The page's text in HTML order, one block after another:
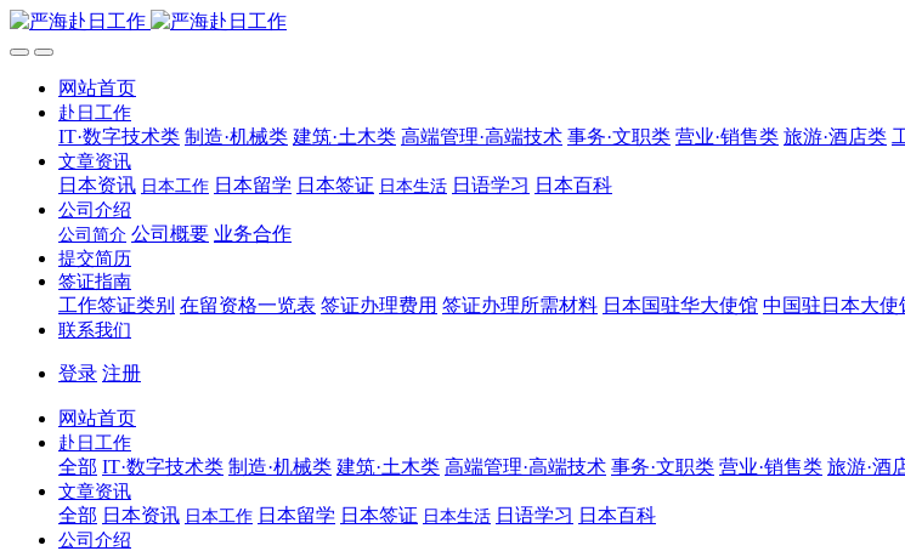
网站首页
赴日工作
IT·数字技术类 制造·机械类 建筑·土木类 高端管理·高端技术 事务·文职类 营业·销售类 旅游·酒店类
文章资讯
日本资讯 日本工作 日本留学 日本签证 日本生活 日语学习 日本百科
公司介绍
公司简介 公司概要 业务合作
提交简历
签证指南
工作签证类别 在留资格一览表 签证办理费用 签证办理所需材料 日本国驻华大使馆 中国驻日本大使
联系我们
登录 注册
网站首页
赴日工作
全部 IT·数字技术类 制造·机械类 建筑·土木类 高端管理·高端技术 事务·文职类 营业·销售类 旅游·酒
文章资讯
全部 日本资讯 日本工作 日本留学 日本签证 日本生活 日语学习 日本百科
公司介绍